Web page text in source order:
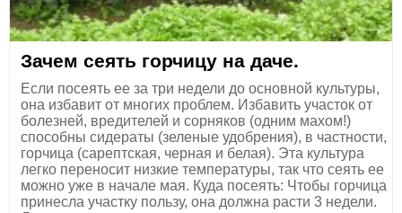
Зачем сеять горчицу на даче.
Если посеять ее за три недели до основной культуры,
она избавит от многих проблем. Избавить участок от
болезней, вредителей и сорняков (одним махом!)
способны сидераты (зеленые удобрения), в частности,
горчица (сарептская, черная и белая). Эта культура
легко переносит низкие температуры, так что сеять ее
можно уже в начале мая. Куда посеять: Чтобы горчица
принесла участку пользу, она должна расти 3 недели.